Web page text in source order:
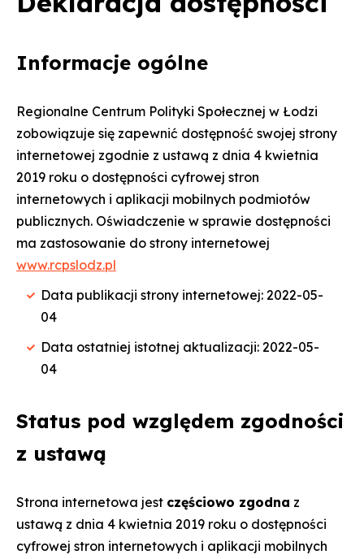
stroniewersjistrony
Facebook'u
Informacje ogólne
Regionalne Centrum Polityki Społecznej w Łodzi
zobowiązuje się zapewnić dostępność swojej strony
internetowej zgodnie z ustawą z dnia 4 kwietnia
2019 roku o dostępności cyfrowej stron
internetowych i aplikacji mobilnych podmiotów
publicznych. Oświadczenie w sprawie dostępności
ma zastosowanie do strony internetowej
www.rcpslodz.pl
Data publikacji strony internetowej: 2022-05-
04
Data ostatniej istotnej aktualizacji: 2022-05-
04
Status pod względem zgodności
z ustawą
Strona internetowa jest częściowo zgodna z
ustawą z dnia 4 kwietnia 2019 roku o dostępności
cyfrowej stron internetowych i aplikacji mobilnych